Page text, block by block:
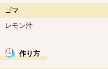
ゴマ
レモン汁
作り方